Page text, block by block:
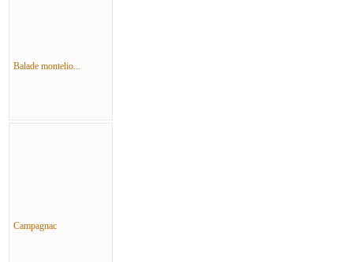
Balade montelio...
Campagnac